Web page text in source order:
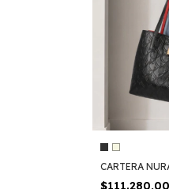
CARTERA